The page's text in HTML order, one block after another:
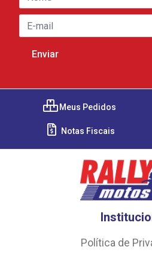
Meus Pedidos
Notas Fiscais
Política de